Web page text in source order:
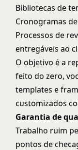
Bibliotecas de
Cronogramas
Processos de
entregáveis ao
O objetivo é a
feito do zero,
templates e
customizados
Garantia de
Trabalho ruim
pontos de